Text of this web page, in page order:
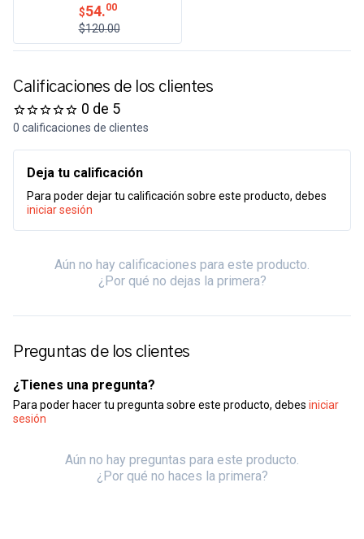
$54.00
$120.00
Calificaciones de los clientes
0 de 5
0 calificaciones de clientes
Deja tu calificación
Para poder dejar tu calificación sobre este producto, debes
iniciar sesión
Aún no hay calificaciones para este producto.
¿Por qué no dejas la primera?
Preguntas de los clientes
¿Tienes una pregunta?
Para poder hacer tu pregunta sobre este producto, debes iniciar
sesión
Aún no hay preguntas para este producto.
¿Por qué no haces la primera?